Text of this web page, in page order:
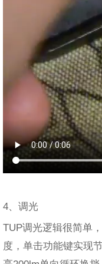
4、调光
TUP调光逻辑很简单
度，单击功能键实